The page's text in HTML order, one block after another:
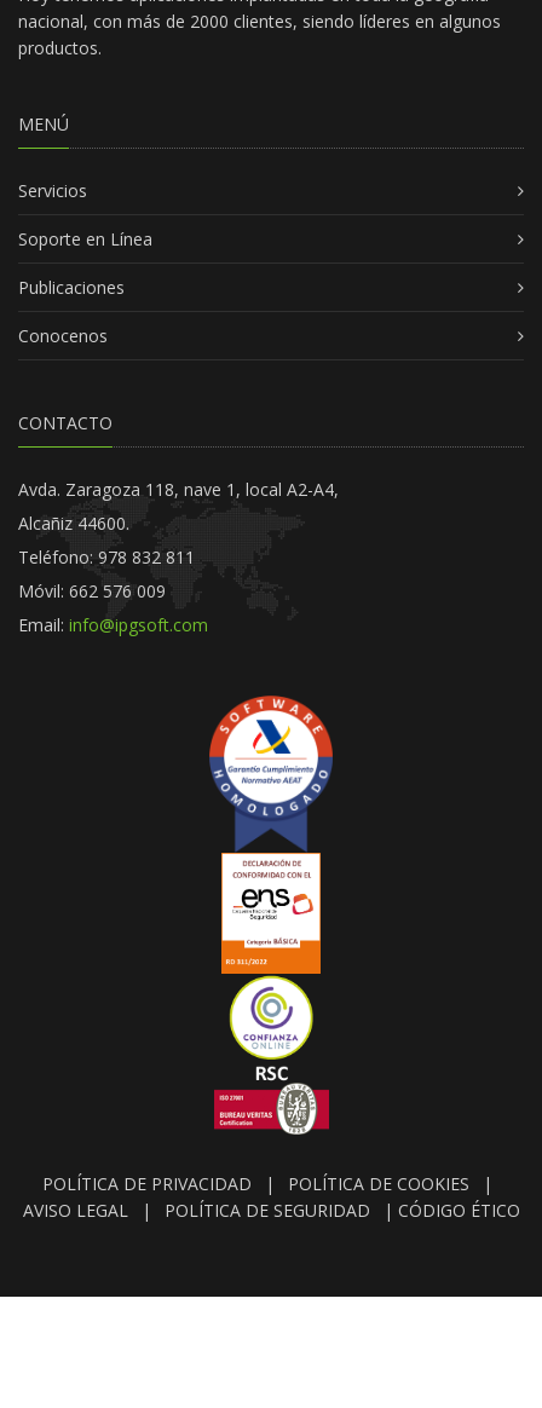
nacional, con más de 2000 clientes, siendo líderes en algunos
productos.
MENÚ
Servicios
Soporte en Línea
Publicaciones
Conocenos
CONTACTO
Avda. Zaragoza 118, nave 1, local A2-A4,
Alcañiz 44600.
Teléfono: 978 832 811
Móvil: 662 576 009
Email: info@ipgsoft.com
POLÍTICA DE PRIVACIDAD | POLÍTICA DE COOKIES
|
AVISO LEGAL
| POLÍTICA DE SEGURIDAD | CÓDIGO ÉTICO